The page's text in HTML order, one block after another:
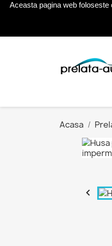
Acasa

Aceasta pagina web